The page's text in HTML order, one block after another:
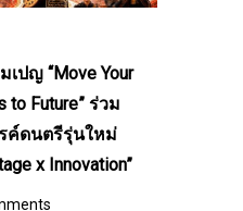
ปญ “Move Your
to Future” ร่วม
ค์ดนตรีรุ่นใหม่
x Innovation”